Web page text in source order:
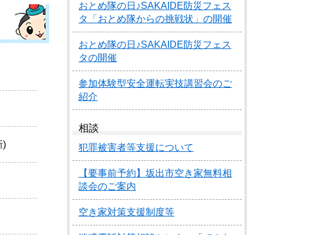
おとめ隊の日♪SAKAIDE防災フェス
タ「おとめ隊からの挑戦状」の開催
おとめ隊の日♪SAKAIDE防災フェス
タの開催
参加体験型安全運転実技講習会のご
紹介
相談
犯罪被害者等支援について
【要事前予約】坂出市空き家無料相
談会のご案内
空き家対策支援制度等